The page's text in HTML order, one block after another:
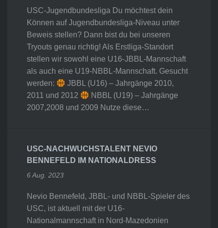
USC-Jugendbundesliga Du möchtest dein
Können auf Jugendbundesliga-Niveau unter
Beweis stellen? Dann bist du bei unseren
Tryouts genau richtig! Als Erstliga-Standort
stellen wir sowohl eine U16-JBBL-Mannschaft
als auch eine U19-NBBL-Mannschaft. Gesucht
werden:
JBBL (U16) – Jahrgänge 2010,
2011 und 2012
NBBL (U19) – Jahrgänge
2007,2008 und 2009 Nutze diese…
USC-NACHWUCHSTALENT NEVIO
BENNEFELD IM NATIONALDRESS
6 Aug. 2023
Nevio Bennefeld, JBBL- und NBBL-Spieler des
USC, ist aktuell mit der U16-
Nationalmannschaft in Nord-Mazedonien